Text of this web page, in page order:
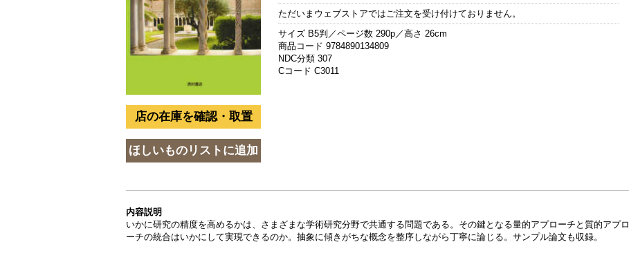
ただいまウェブストアではご注文を受け付けておりません。
サイズ B5判／ページ数 290p／高さ 26cm
商品コード 9784890134809
NDC分類 307
Cコード C3011
内容説明
いかに研究の精度を高めるかは、さまざまな学術研究分野で共通する問題である。その鍵となる量的アプローチと質的アプロ
ーチの統合はいかにして実現できるのか。抽象に傾きがちな概念を整序しながら丁寧に論じる。サンプル論文も収録。